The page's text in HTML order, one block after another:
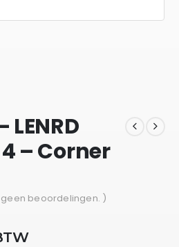
LENRD
– Corner
geen beoordelingen. )